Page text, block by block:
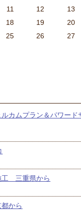
11 12 13
18 19 20
25 26 27
カムプラン＆パワード
工 三重県から
から